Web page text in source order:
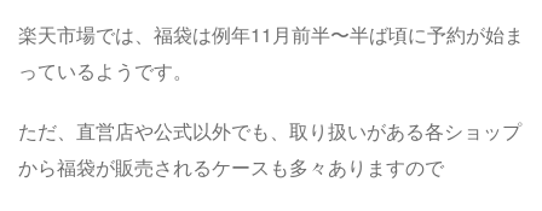
カメラ福袋過 ...
楽天市場では、福袋は例年11月前半〜半ば頃に予約が始ま
っているようです。
ただ、直営店や公式以外でも、取り扱いがある各ショップ
から福袋が販売されるケースも多々ありますので